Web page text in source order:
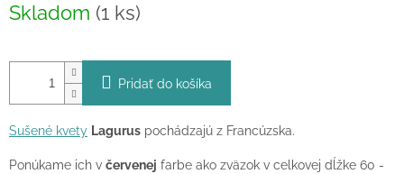
cena:
Skladom (1 ks)
Pridať do košíka
Sušené kvety Lagurus pochádzajú z Francúzska.
Ponúkame ich v červenej farbe ako zväzok v celkovej dĺžke 60 -